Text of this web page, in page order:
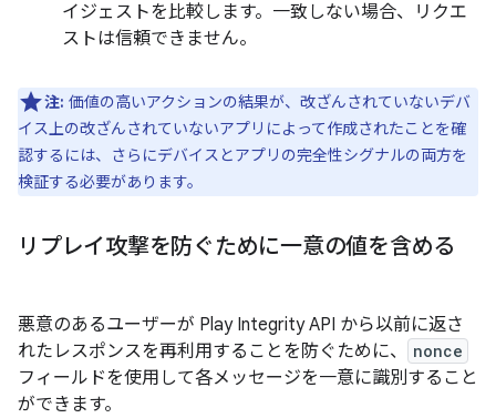
イジェストを比較します。一致しない場合、リクエ
ストは信頼できません。
注: 価値の高いアクションの結果が、改ざんされていないデバ
イス上の改ざんされていないアプリによって作成されたことを確
認するには、さらにデバイスとアプリの完全性シグナルの両方を
検証する必要があります。
リプレイ攻撃を防ぐために一意の値を含める
悪意のあるユーザーが Play Integrity API から以前に返さ
れたレスポンスを再利用することを防ぐために、
nonce
フィールドを使用して各メッセージを一意に識別すること
ができます。